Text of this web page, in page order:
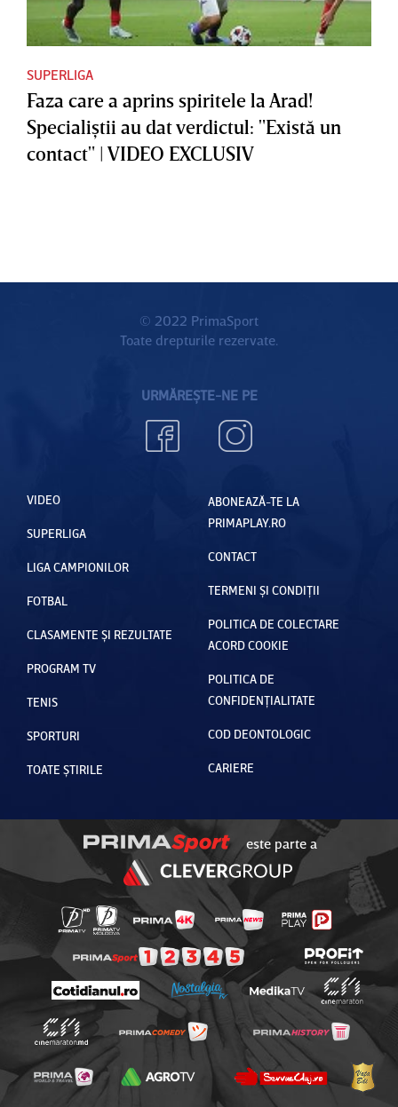
SUPERLIGA
Faza care a aprins spiritele la Arad!
Specialiştii au dat verdictul: "Există un
contact" | VIDEO EXCLUSIV
© 2022 PrimaSport
Toate drepturile rezervate.
URMĂREȘTE-NE PE
VIDEO
SUPERLIGA
LIGA CAMPIONILOR
FOTBAL
CLASAMENTE ȘI REZULTATE
PROGRAM TV
TENIS
SPORTURI
TOATE ȘTIRILE
ABONEAZĂ-TE LA
PRIMAPLAY.RO
CONTACT
TERMENI ȘI CONDIȚII
POLITICA DE COLECTARE
ACORD COOKIE
POLITICA DE
CONFIDENȚIALITATE
COD DEONTOLOGIC
CARIERE
este parte a